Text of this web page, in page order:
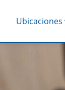
Ubicaciones